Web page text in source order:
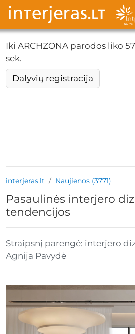
Iki ARCHZONA parodos liko
sek.
Dalyvių registracija
interjeras.lt Naujienos (3771)
Pasaulinės interjero
tendencijos
Straipsnį parengė: interjero
Agnija Pavydė